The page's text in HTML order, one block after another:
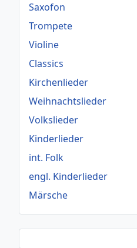
Saxofon
Trompete
Violine
Classics
Kirchenlieder
Weihnachtslieder
Volkslieder
Kinderlieder
int. Folk
engl. Kinderlieder
Märsche